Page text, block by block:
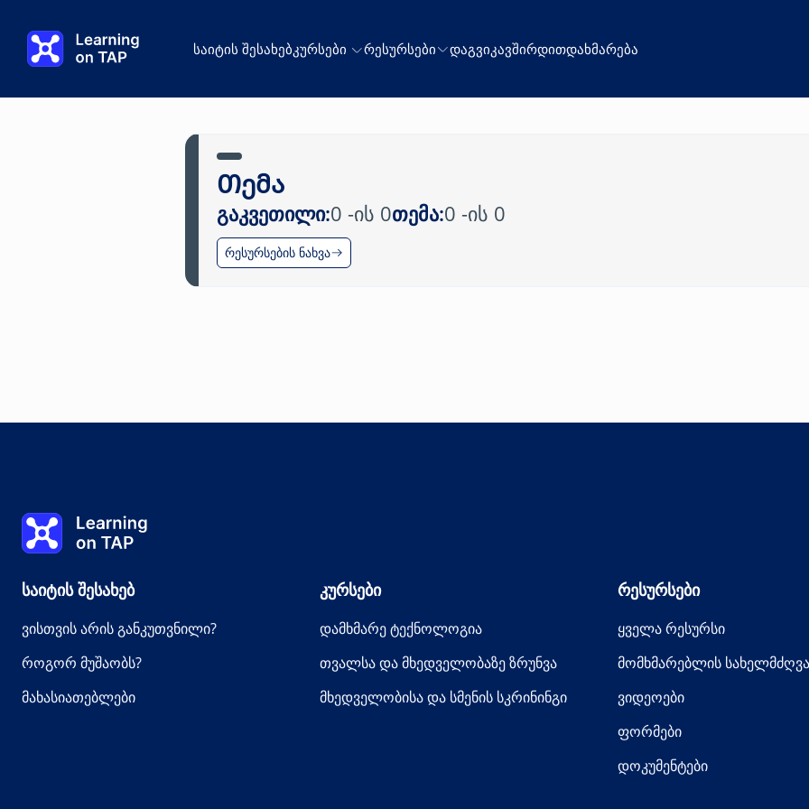
საიტის შესახებკურსები რესურსები დაგვიკავშირდითდახმარება
Თემა
გაკვეთილი:0 -ის 0თემა:0 -ის 0
რესურსების ნახვა
Learning on TAP - სახლი
საიტის შესახებ
ვისთვის არის განკუთვნილი?
როგორ მუშაობს?
მახასიათებლები
კურსები
დამხმარე ტექნოლოგია
თვალსა და მხედველობაზე ზრუნვა
მხედველობისა და სმენის სკრინინგი
რესურსები
ყველა რესურსი
მომხმარებლის
ვიდეოები
ფორმები
დოკუმენტები